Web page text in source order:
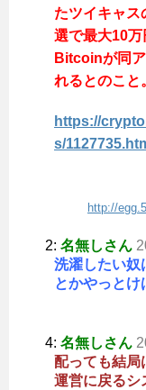
たツイキャス
選で最大10
Bitcoinが同
れるとのこと
https://
s/
http://
2: 名無しさん
洗濯したい奴
とかやっとけ
4: 名無しさん
配っても結局
運営に戻るシ